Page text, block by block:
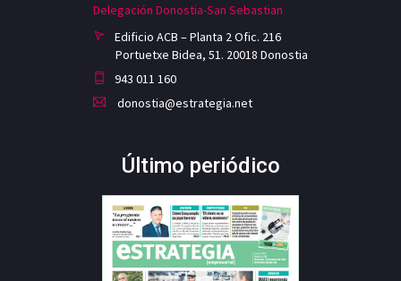
Delegación Donostia-San Sebastian
Edificio ACB – Planta 2 Ofic. 216
Portuetxe Bidea, 51. 20018 Donostia
943 011 160
donostia@estrategia.net
Último periódico